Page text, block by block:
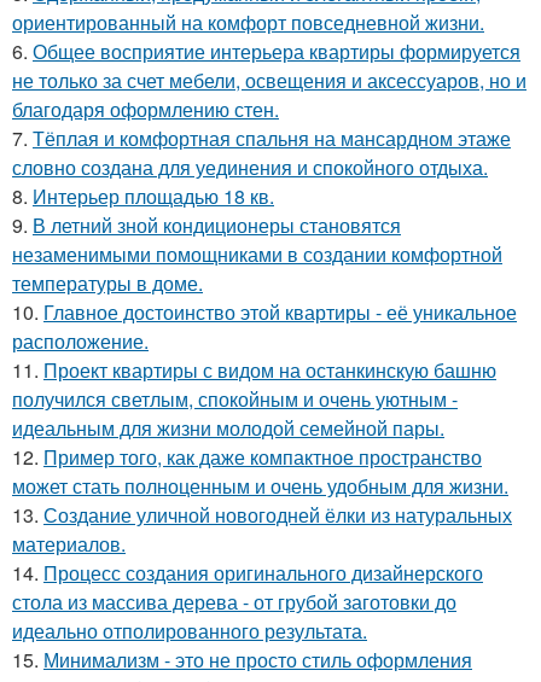
ориентированный на комфорт повседневной жизни.
6. Общее восприятие интерьера квартиры формируется
не только за счет мебели, освещения и аксессуаров, но и
благодаря оформлению стен.
7. Тёплая и комфортная спальня на мансардном этаже
словно создана для уединения и спокойного отдыха.
8. Интерьер площадью 18 кв.
9. В летний зной кондиционеры становятся
незаменимыми помощниками в создании комфортной
температуры в доме.
10. Главное достоинство этой квартиры - её уникальное
расположение.
11. Проект квартиры с видом на останкинскую башню
получился светлым, спокойным и очень уютным -
идеальным для жизни молодой семейной пары.
12. Пример того, как даже компактное пространство
может стать полноценным и очень удобным для жизни.
13. Создание уличной новогодней ёлки из натуральных
материалов.
14. Процесс создания оригинального дизайнерского
стола из массива дерева - от грубой заготовки до
идеально отполированного результата.
15. Минимализм - это не просто стиль оформления